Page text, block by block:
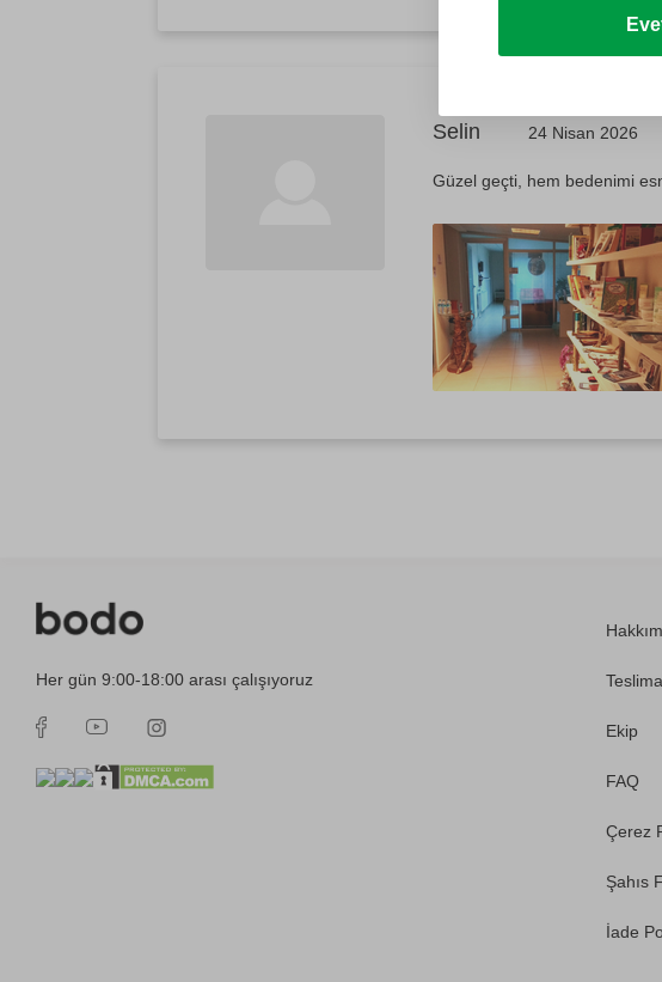
Selin 24 Nisan 2026
Güzel geçti, hem bedenimi
Her gün 9:00-18:00 arası çalışıyoruz
Ekip
FAQ
Çerez
Şahıs
İade